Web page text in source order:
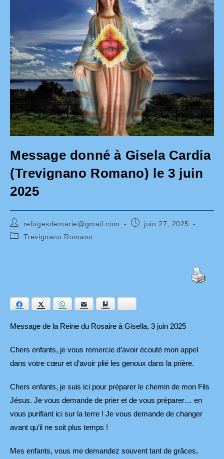
Message donné à Gisela Cardia
(Trevignano Romano) le 3 juin
2025
Auteur/autrice
de
la
publication :
refugesdemarie@gmail.com
Publication
juin 27, 2025
PostTrevignano Romano
Facebook Twitter WhatsAppE-mail
Message de la Reine du Rosaire à Gisella, 3 juin 2025
Chers enfants, je vous remercie d’avoir écouté mon appel
dans votre cœur et d’avoir plié les genoux dans la prière.
Chers enfants, je suis ici pour préparer le chemin de mon Fils
Jésus. Je vous demande de prier et de vous préparer… en
vous purifiant ici sur la terre ! Je vous demande de changer
avant qu’il ne soit plus temps !
Mes enfants, vous me demandez souvent tant de grâces,